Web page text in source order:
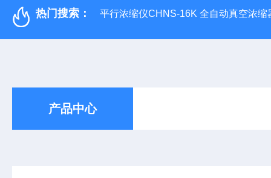
热门搜索： 平行浓缩仪CHNS-16K 全自动真空浓缩
产品中心